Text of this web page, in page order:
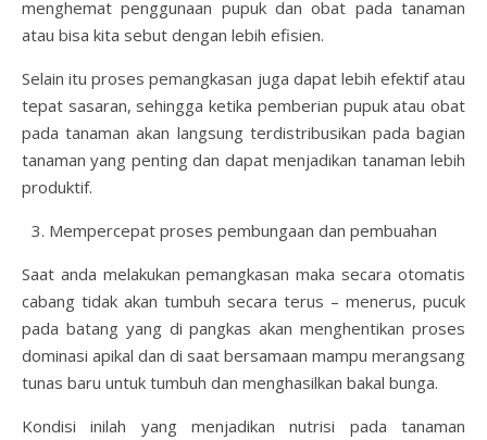
menghemat penggunaan pupuk dan obat pada tanaman
atau bisa kita sebut dengan lebih efisien.
Selain itu proses pemangkasan juga dapat lebih efektif atau
tepat sasaran, sehingga ketika pemberian pupuk atau obat
pada tanaman akan langsung terdistribusikan pada bagian
tanaman yang penting dan dapat menjadikan tanaman lebih
produktif.
Mempercepat proses pembungaan dan pembuahan
Saat anda melakukan pemangkasan maka secara otomatis
cabang tidak akan tumbuh secara terus – menerus, pucuk
pada batang yang di pangkas akan menghentikan proses
dominasi apikal dan di saat bersamaan mampu merangsang
tunas baru untuk tumbuh dan menghasilkan bakal bunga.
Kondisi inilah yang menjadikan nutrisi pada tanaman